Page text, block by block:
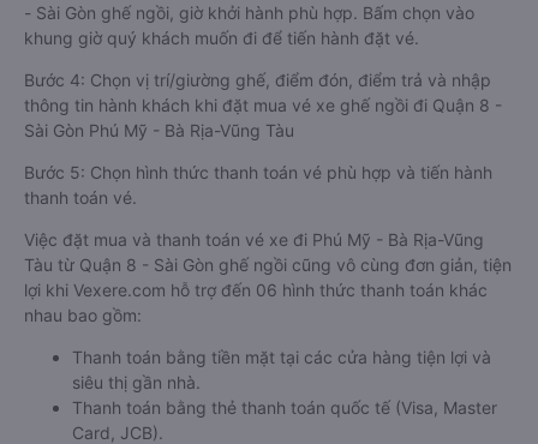
- Sài Gòn ghế ngồi, giờ khởi hành phù hợp. Bấm chọn vào
khung giờ quý khách muốn đi để tiến hành đặt vé.
Bước 4: Chọn vị trí/giường ghế, điểm đón, điểm trả và nhập
thông tin hành khách khi đặt mua vé xe ghế ngồi đi Quận 8 -
Sài Gòn Phú Mỹ - Bà Rịa-Vũng Tàu
Bước 5: Chọn hình thức thanh toán vé phù hợp và tiến hành
thanh toán vé.
Việc đặt mua và thanh toán vé xe đi Phú Mỹ - Bà Rịa-Vũng
Tàu từ Quận 8 - Sài Gòn ghế ngồi cũng vô cùng đơn giản, tiện
lợi khi Vexere.com hỗ trợ đến 06 hình thức thanh toán khác
nhau bao gồm:
Thanh toán bằng tiền mặt tại các cửa hàng tiện lợi và
siêu thị gần nhà.
Thanh toán bằng thẻ thanh toán quốc tế (Visa, Master
Card, JCB).